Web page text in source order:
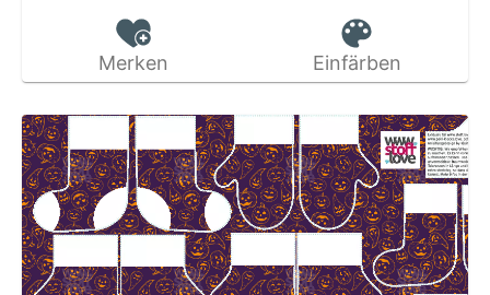
Merken Einfärben